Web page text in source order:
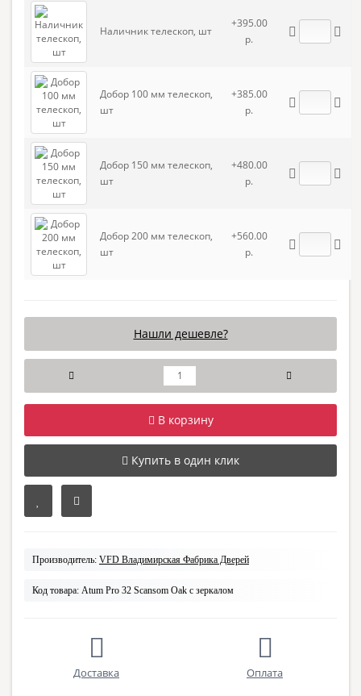
Наличник телескоп, шт
+395.00
р.
Добор 100 мм телескоп,
шт
+385.00
р.
Добор 150 мм телескоп,
шт
+480.00
р.
Добор 200 мм телескоп,
шт
+560.00
р.
Нашли дешевле?
В корзину
Купить в один клик
Производитель: VFD Владимирская Фабрика Дверей
Код товара: Atum Pro 32 Scansom Oak с зеркалом
Доставка Оплата